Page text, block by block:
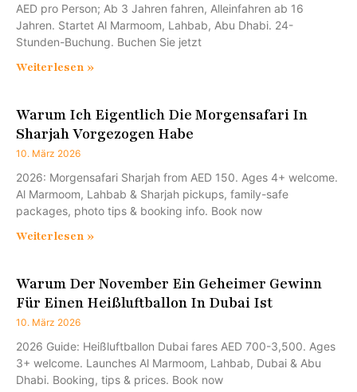
AED pro Person; Ab 3 Jahren fahren, Alleinfahren ab 16
Jahren. Startet Al Marmoom, Lahbab, Abu Dhabi. 24-
Stunden-Buchung. Buchen Sie jetzt
Weiterlesen »
Warum Ich Eigentlich Die Morgensafari In
Sharjah Vorgezogen Habe
10. März 2026
2026: Morgensafari Sharjah from AED 150. Ages 4+ welcome.
Al Marmoom, Lahbab & Sharjah pickups, family-safe
packages, photo tips & booking info. Book now
Weiterlesen »
Warum Der November Ein Geheimer Gewinn
Für Einen Heißluftballon In Dubai Ist
10. März 2026
2026 Guide: Heißluftballon Dubai fares AED 700-3,500. Ages
3+ welcome. Launches Al Marmoom, Lahbab, Dubai & Abu
Dhabi. Booking, tips & prices. Book now